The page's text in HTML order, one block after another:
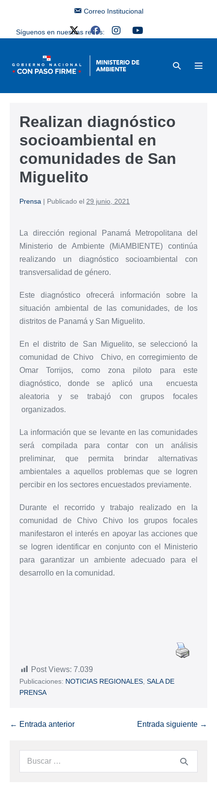
Correo Institucional
Síguenos en nuestras redes:
Realizan diagnóstico
socioambiental en
comunidades de San
Miguelito
Prensa | Publicado el 29 junio, 2021
La dirección regional Panamá Metropolitana del
Ministerio de Ambiente (MiAMBIENTE) continúa
realizando un diagnóstico socioambiental con
transversalidad de género.
Este diagnóstico ofrecerá información sobre la
situación ambiental de las comunidades, de los
distritos de Panamá y San Miguelito.
En el distrito de San Miguelito, se seleccionó la
comunidad de Chivo Chivo, en corregimiento de
Omar Torrijos, como zona piloto para este
diagnóstico, donde se aplicó una encuesta
aleatoria y se trabajó con grupos focales
organizados.
La información que se levante en las comunidades
será compilada para contar con un análisis
preliminar, que permita brindar alternativas
ambientales a aquellos problemas que se logren
percibir en los sectores encuestados previamente.
Durante el recorrido y trabajo realizado en la
comunidad de Chivo Chivo los grupos focales
manifestaron el interés en apoyar las acciones que
se logren identificar en conjunto con el Ministerio
para garantizar un ambiente adecuado para el
desarrollo en la comunidad.
Post Views: 7.039
Publicaciones: NOTICIAS REGIONALES SALA DE
PRENSA
← Entrada anterior Entrada siguiente →